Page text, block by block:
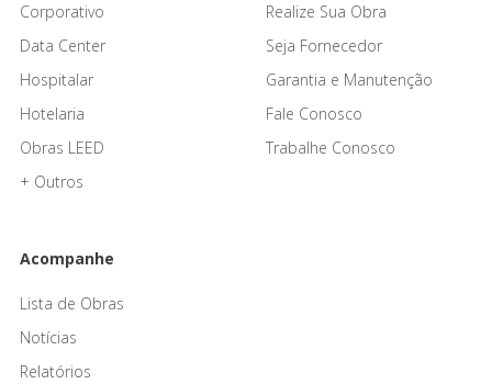
Corporativo
Data Center
Hospitalar
Hotelaria
Obras LEED
+ Outros
Realize Sua Obra
Seja Fornecedor
Garantia e Manutenção
Fale Conosco
Trabalhe Conosco
Acompanhe
Lista de Obras
Notícias
Relatórios